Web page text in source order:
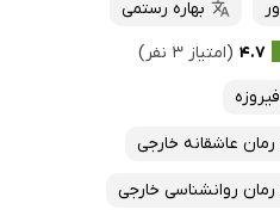
بهاره رستمی
۴.۷ (امتیاز ۳ نفر)
عاشقانه خارجی
رمان روانشناسی خارجی